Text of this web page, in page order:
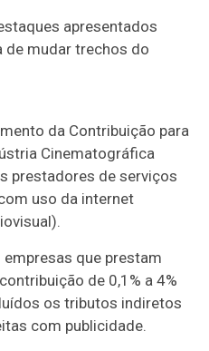
apresentados
de mudar trechos do
da Contribuição para
Cinematográfica
prestadores de serviços
uso da internet
que prestam
de 0,1% a 4%
os tributos indiretos
com publicidade.